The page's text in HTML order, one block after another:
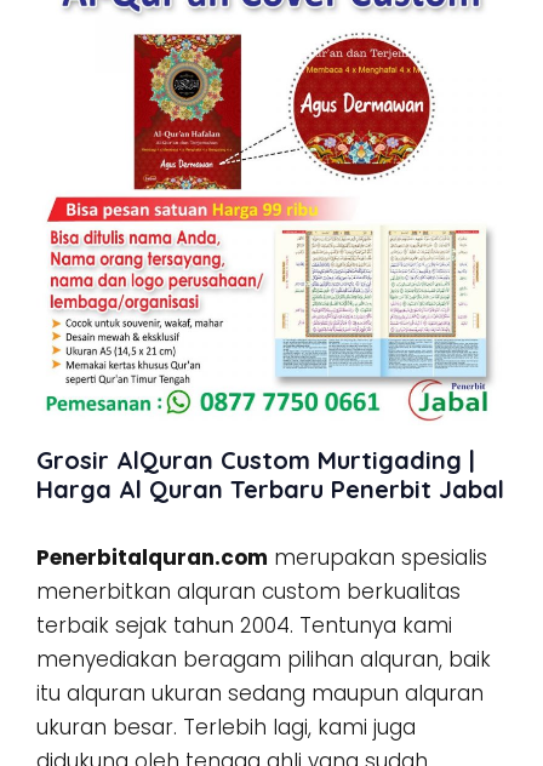
Grosir AlQuran Custom Murtigading |
Harga Al Quran Terbaru Penerbit Jabal
Penerbitalquran.com merupakan spesialis
menerbitkan alquran custom berkualitas
terbaik sejak tahun 2004. Tentunya kami
menyediakan beragam pilihan alquran, baik
itu alquran ukuran sedang maupun alquran
ukuran besar. Terlebih lagi, kami juga